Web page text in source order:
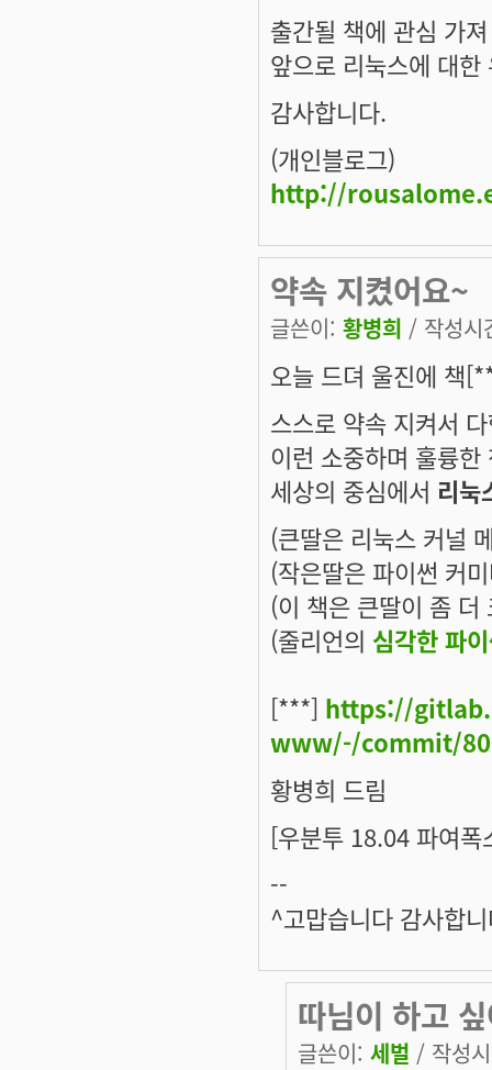
출간될 책에 관심 가
앞으로 리눅스에 대
감사합니다.
(개인블로그)
http://
약속 지켰어요~
글쓴이: 황병희 / 작성
오늘 드뎌 울진에 책
스스로 약속 지켜서
이런 소중하며 훌륭
세상의 중심에서 리눅
(큰딸은 리눅스 커널
(작은딸은 파이썬 커
(이 책은 큰딸이 좀 더
(줄리언의 심각한 파
[***] https://
www/-/commit/
황병희 드림
[우분투 18.04 파여폭
--
^고맙습니다 감사합
따님이 하고
글쓴이: 세벌 / 작성